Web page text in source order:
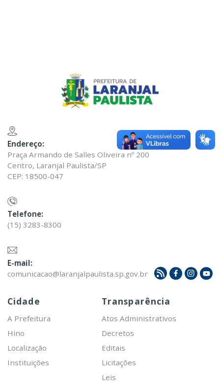
Endereço:
Praça Armando de Salles Oliveira nº 200
Centro, Laranjal Paulista/SP
CEP: 18500-047
Telefone:
(15) 3283-8300
E-mail:
comunicacao@laranjalpaulista.sp.gov.br
Cidade
A Prefeitura
Hino
Localização
Instituições
Transparência
Atos Administrativos
Decretos
Editais
Licitações
Leis